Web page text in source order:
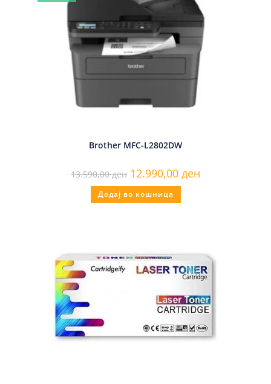
Brother MFC-L2802DW
13.590,00ден 12.990,00 ден
Додај во кошница